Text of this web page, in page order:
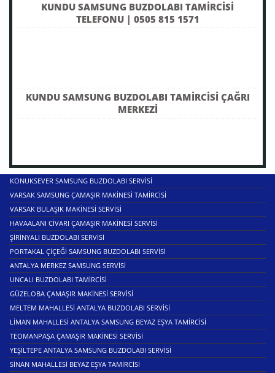
KUNDU SAMSUNG BUZDOLABI TAMIRCISI
TELEFONU | 0505 815 1571
KUNDU SAMSUNG BUZDOLABI TAMIRCISI ÇAĞRI
MERKEZI
KONUKSEVER SAMSUNG BUZDOLABI SERVISI
VARSAK SAMSUNG ÇAMAŞIR MAKINESI TAMIRCISI
VARSAK BULAŞIK MAKINESI SERVISI
HAVAALANI CIVARI ÇAMAŞIR MAKINESI SERVISI
ŞIRINYALI BUZDOLABI SERVISI
PORTAKAL ÇIÇEĞI SAMSUNG BUZDOLABI SERVISI
ANTALYA MERKEZ SAMSUNG SERVISI
UNCALI BUZDOLABI TAMIRCISI
GÜZELOBA ÇAMAŞIR MAKINESI SERVISI
MELTEM MAHALLESI ANTALYA BUZDOLABI SERVISI
LIMAN MAHALLESI ANTALYA SAMSUNG BEYAZ EŞYA TAMIRCISI
TEOMANPAŞA ÇAMAŞIR MAKINESI SERVISI
YEŞILTEPE ANTALYA SAMSUNG BUZDOLABI SERVISI
SINAN MAHALLESI BEYAZ EŞYA TAMIRCISI